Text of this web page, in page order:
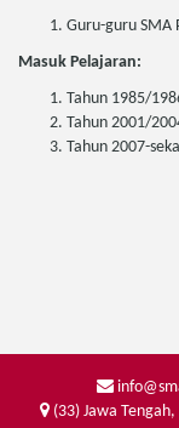
Guru-guru SMA
Masuk Pelajaran:
Tahun 1985/
Tahun 2001/
Tahun 2007-
(33) Jawa Tengah,